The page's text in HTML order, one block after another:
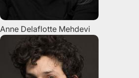
Anne Delaflotte Mehdevi